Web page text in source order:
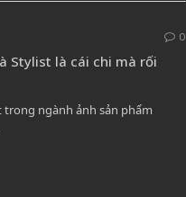
0
Stylist là cái chi mà rối
trong ngành ảnh sản phẩm